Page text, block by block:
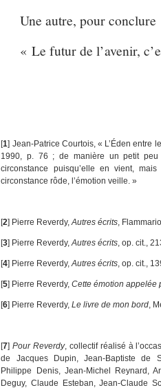
Une autre, pour conclure
« Le futur de l’avenir,
[1] Jean-Patrice Courtois, « L’Éden entre
1990, p. 76 ; de manière un petit
circonstance puisqu’elle en vient,
circonstance rôde, l’émotion veille. »
[2] Pierre Reverdy,Autres écrits,
[3] Pierre Reverdy,Autres écrits, op. cit.,
[4] Pierre Reverdy,Autres écrits, op. cit.,
[5] Pierre Reverdy,Cette émotion appelée
[6] Pierre Reverdy,Le livre de mon bord,
[7]Pour Reverdy, collectif réalisé à
de Jacques Dupin, Jean-Baptiste de
Philippe Denis, Jean-Michel Reynard,
Deguy, Claude Esteban, Jean-Claude